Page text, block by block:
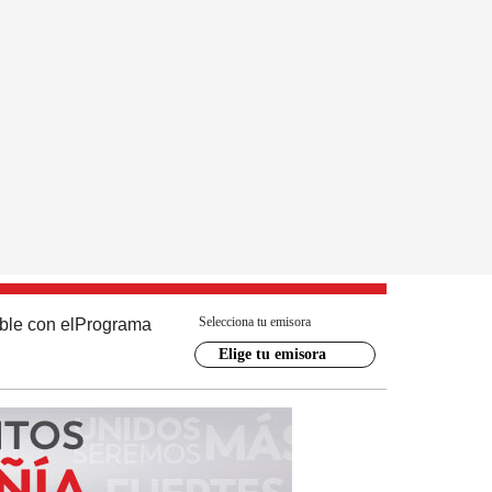
con el Programa Selecciona tu emisora
Elige tu emisora